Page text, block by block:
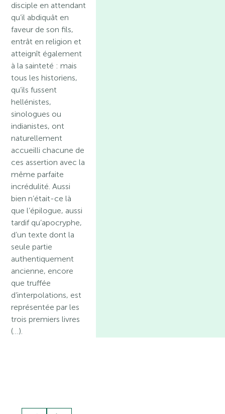
disciple en attendant
qu’il abdiquât en
faveur de son fils,
entrât en religion et
atteignît également
à la sainteté : mais
tous les historiens,
qu’ils fussent
hellénistes,
sinologues ou
indianistes, ont
naturellement
accueilli chacune de
ces assertion avec la
même parfaite
incrédulité. Aussi
bien n’était-ce là
que l’épilogue, aussi
tardif qu’apocryphe,
d’un texte dont la
seule partie
authentiquement
ancienne, encore
que truffée
d’interpolations, est
représentée par les
trois premiers livres
(…).